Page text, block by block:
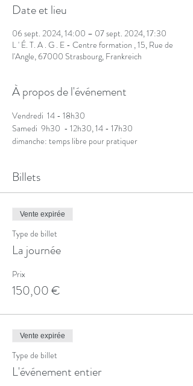
Date et lieu
06 sept. 2024, 14:00 – 07 sept. 2024, 17:30
L ' É. T. A . G . E - Centre formation , 15, Rue de
l'Angle, 67000 Strasbourg, Frankreich
À propos de l'événement
Vendredi  14 - 18h30
Samedi  9h30  - 12h30, 14 - 17h30
dimanche: temps libre pour pratiquer
Billets
Vente expirée
Type de billet
La journée
Prix
150,00 €
Vente expirée
Type de billet
L'événement entier